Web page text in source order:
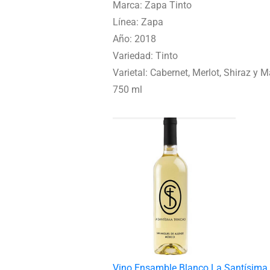
Marca: Zapa Tinto
Línea: Zapa
Año: 2018
Variedad: Tinto
Varietal: Cabernet, Merlot, Shiraz y
750 ml
Vino Ensamble Blanco La Santísima